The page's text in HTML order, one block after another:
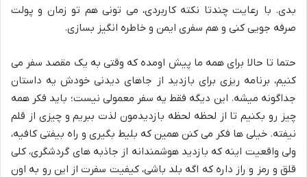
بدی. با رعایت چندتا نکته کاربردی، می تونی هم تو زمان و پولت
صرفه جویی کنی و هم سفری ایمن و خاطره انگیز بسازی.
حتما تا حالا برای همه ما پیش اومده که وقتی به یک مقصد سفر می
کنیم، برنامه ریزی برای بازدید از جاهای دیدنی خودش یه داستان
جداگونه میشه. این دیگه فقط یه سفر معمولی نیست؛ باید فکر همه
چیز رو بکنیم تا از لحظه لحظه بازدیدمون لذت ببریم و چیزی از قلم
نیفته. خیلی ها فکر می کنن همین که بلیط بگیری و راه بیفتی کافیه،
ولی واقعیت اینه که بازدید هوشمندانه از جاذبه های گردشگری، کلی
قلق و رمز و راز داره که اگه بلد باشی، کیفیت سفرت از این رو به اون